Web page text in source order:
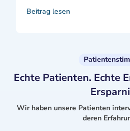
Beitrag lesen
Echte Patienten. Echte
Wir haben unsere Patienten
deren